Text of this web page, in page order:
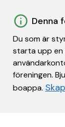
Denna
Du som är
starta upp en
föreningen.
boappa.